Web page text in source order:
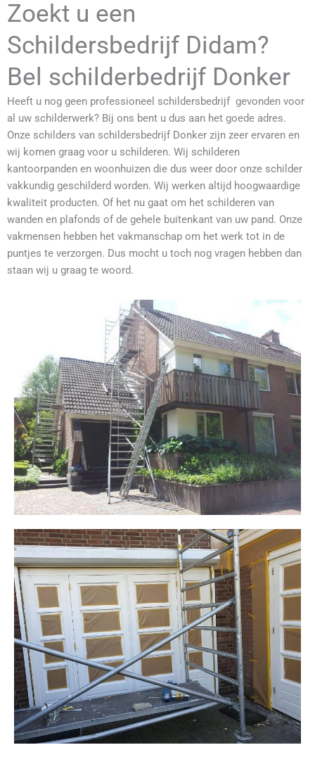
Zoekt u een
Schildersbedrijf Didam?
Bel schilderbedrijf Donker
Heeft u nog geen professioneel schildersbedrijf gevonden voor
al uw schilderwerk? Bij ons bent u dus aan het goede adres.
Onze schilders van schildersbedrijf Donker zijn zeer ervaren en
wij komen graag voor u schilderen. Wij schilderen
kantoorpanden en woonhuizen die dus weer door onze schilder
vakkundig geschilderd worden. Wij werken altijd hoogwaardige
kwaliteit producten. Of het nu gaat om het schilderen van
wanden en plafonds of de gehele buitenkant van uw pand. Onze
vakmensen hebben het vakmanschap om het werk tot in de
puntjes te verzorgen. Dus mocht u toch nog vragen hebben dan
staan wij u graag te woord.